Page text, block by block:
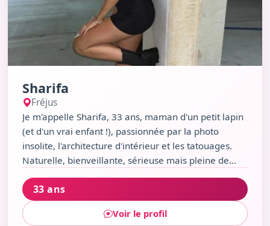
Sharifa
Fréjus
Je m'appelle Sharifa, 33 ans, maman d'un petit lapin
(et d'un vrai enfant !), passionnée par la photo
insolite, l'architecture d'intérieur et les tatouages.
Naturelle, bienveillante, sérieuse mais pleine de
balades sur la plage de Fréjus. Si tu recherches une
femme vraie, un brin artiste et toujours prête à
découvrir de nouveaux horizons, alors discutons
33 ans
Voir le profil